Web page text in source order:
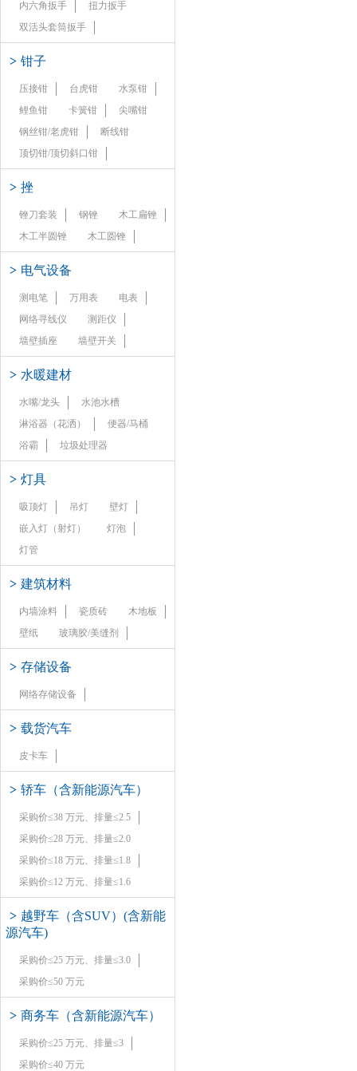
内六角扳手
扭力扳手
双活头套筒扳手
> 钳子
压接钳 台虎钳
水泵钳
鲤鱼钳
卡簧钳
尖嘴钳
钢丝钳/老虎钳
断线钳
顶切钳/顶切斜口钳
> 挫
锉刀套装 钢锉
木工扁锉
木工半圆锉
木工圆锉
> 电气设备
测电笔 万用表
电表
网络寻线仪
测距仪
墙壁插座
墙壁开关
> 水暖建材
水嘴/龙头
水池水槽
淋浴器（花洒）
便器/马桶
浴霸
垃圾处理器
> 灯具
吸顶灯 吊灯
壁灯
嵌入灯（射灯）
灯泡
灯管
> 建筑材料
内墙涂料 瓷质砖
木地板
壁纸
玻璃胶/美缝剂
> 存储设备
网络存储设备
> 载货汽车
皮卡车
> 轿车（含新能源汽车）
采购价≤38 万元、排量≤2.5
采购价≤28 万元、排量≤2.0
采购价≤18 万元、排量≤1.8
采购价≤12 万元、排量≤1.6
> 越野车（含SUV）(含新能
源汽车)
采购价≤25 万元、排量≤3.0
采购价≤50 万元
> 商务车（含新能源汽车）
采购价≤25 万元、排量≤3
采购价≤40 万元